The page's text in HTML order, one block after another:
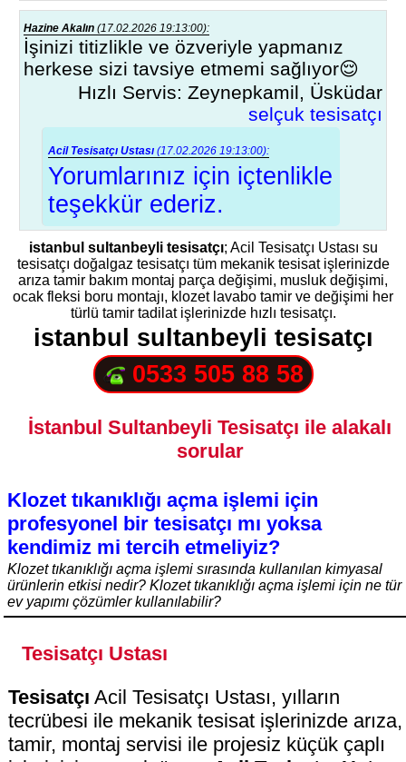
Hazine Akalın (17.02.2026 19:13:00):
İşinizi titizlikle ve özveriyle yapmanız
herkese sizi tavsiye etmemi sağlıyor😌
Hızlı Servis: Zeynepkamil, Üsküdar
selçuk tesisatçı
Acil Tesisatçı Ustası (17.02.2026 19:13:00):
Yorumlarınız için içtenlikle
teşekkür ederiz.
istanbul sultanbeyli tesisatçı; Acil Tesisatçı Ustası su
tesisatçı doğalgaz tesisatçı tüm mekanik tesisat işlerinizde
arıza tamir bakım montaj parça değişimi, musluk değişimi,
ocak fleksi boru montajı, klozet lavabo tamir ve değişimi her
türlü tamir tadilat işlerinizde hızlı tesisatçı.
istanbul sultanbeyli tesisatçı
0533 505 88 58
İstanbul Sultanbeyli Tesisatçı ile alakalı
sorular
Klozet tıkanıklığı açma işlemi için
profesyonel bir tesisatçı mı yoksa
kendimiz mi tercih etmeliyiz?
Klozet tıkanıklığı açma işlemi sırasında kullanılan kimyasal
ürünlerin etkisi nedir? Klozet tıkanıklığı açma işlemi için ne tür
ev yapımı çözümler kullanılabilir?
Tesisatçı Ustası
Tesisatçı Acil Tesisatçı Ustası, yılların
tecrübesi ile mekanik tesisat işlerinizde arıza,
tamir, montaj servisi ile projesiz küçük çaplı